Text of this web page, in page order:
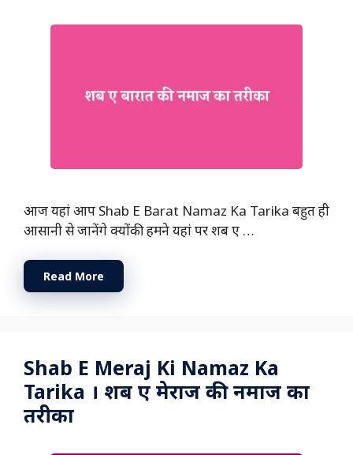
आज यहां आप Shab E Barat Namaz Ka Tarika बहुत ही
आसानी से जानेंगे क्योंकी हमने यहां पर शब ए …
Read More
Shab E Meraj Ki Namaz Ka
Tarika । शब ए मेराज की नमाज का
तरीका